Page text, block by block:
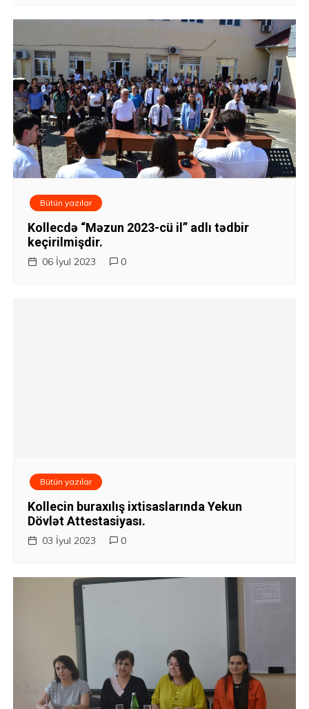
y
a
s
ı
Bütün yazılar
Kollecdə “Məzun 2023-cü il” adlı tədbir
keçirilmişdir.
06 İyul 2023 0
Bütün yazılar
Kollecin buraxılış ixtisaslarında Yekun
Dövlət Attestasiyası.
03 İyul 2023 0